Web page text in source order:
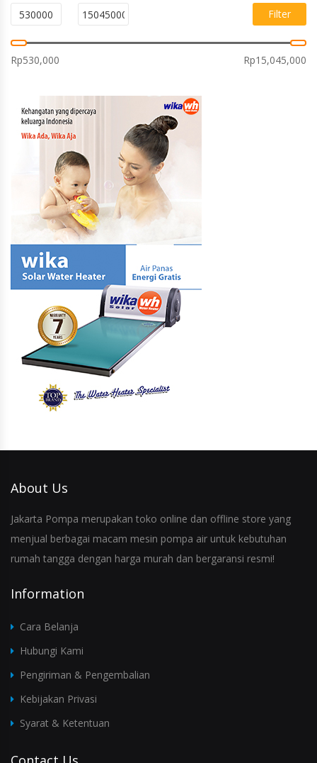
Filter
Rp530,000 Rp15,045,000
About Us
Jakarta Pompa merupakan toko online dan offline store yang
menjual berbagai macam mesin pompa air untuk kebutuhan
rumah tangga dengan harga murah dan bergaransi resmi!
Information
Cara Belanja
Hubungi Kami
Pengiriman & Pengembalian
Kebijakan Privasi
Syarat & Ketentuan